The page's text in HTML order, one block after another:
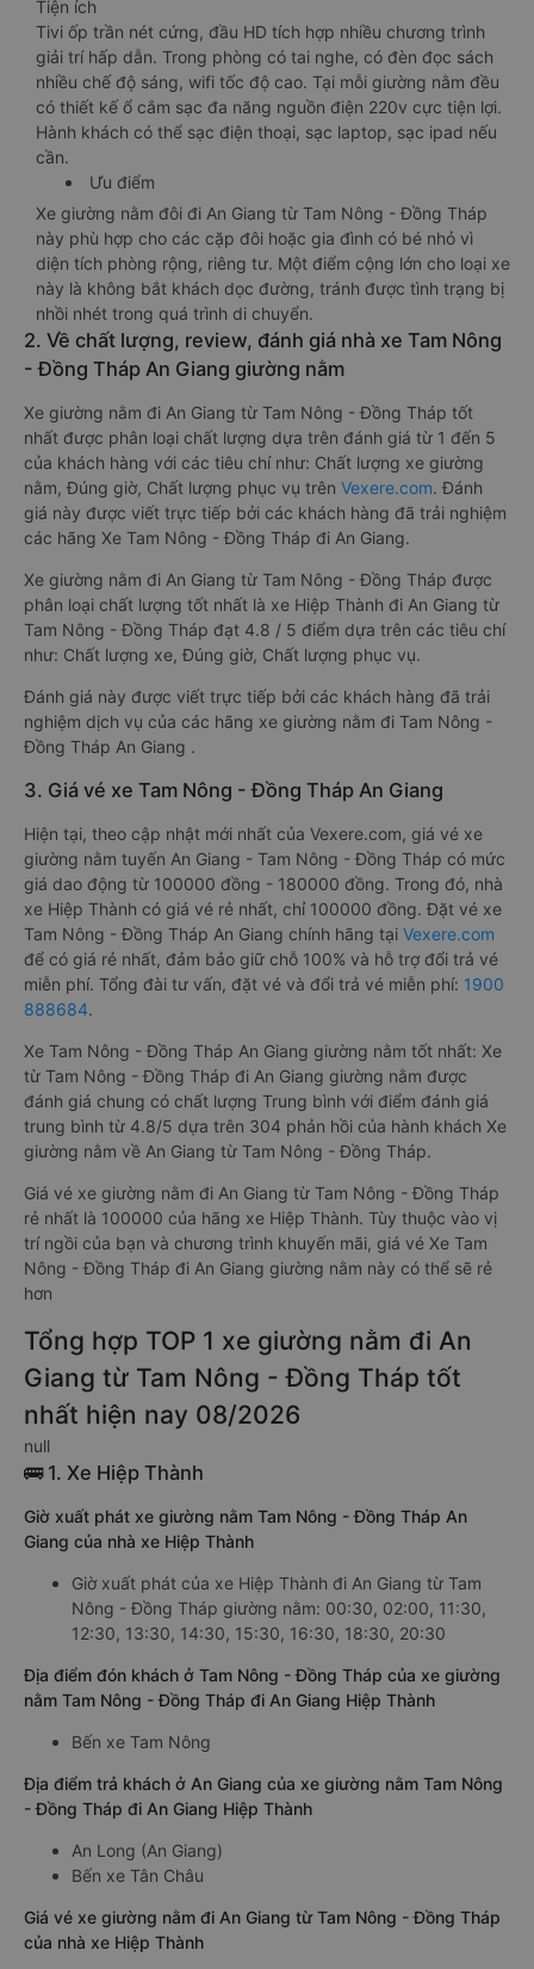
Tiện ích
Tivi ốp trần nét cứng, đầu HD tích hợp nhiều chương trình
giải trí hấp dẫn. Trong phòng có tai nghe, có đèn đọc sách
nhiều chế độ sáng, wifi tốc độ cao. Tại mỗi giường nằm đều
có thiết kế ổ cắm sạc đa năng nguồn điện 220v cực tiện lợi.
Hành khách có thể sạc điện thoại, sạc laptop, sạc ipad nếu
cần.
Ưu điểm
Xe giường nằm đôi đi An Giang từ Tam Nông - Đồng Tháp
này phù hợp cho các cặp đôi hoặc gia đình có bé nhỏ vì
diện tích phòng rộng, riêng tư. Một điểm cộng lớn cho loại xe
này là không bắt khách dọc đường, tránh được tình trạng bị
nhồi nhét trong quá trình di chuyển.
2. Về chất lượng, review, đánh giá nhà xe Tam Nông
- Đồng Tháp An Giang giường nằm
Xe giường nằm đi An Giang từ Tam Nông - Đồng Tháp tốt
nhất được phân loại chất lượng dựa trên đánh giá từ 1 đến 5
của khách hàng với các tiêu chí như: Chất lượng xe giường
nằm, Đúng giờ, Chất lượng phục vụ trên Vexere.com. Đánh
giá này được viết trực tiếp bởi các khách hàng đã trải nghiệm
các hãng Xe Tam Nông - Đồng Tháp đi An Giang.
Xe giường nằm đi An Giang từ Tam Nông - Đồng Tháp được
phân loại chất lượng tốt nhất là xe Hiệp Thành đi An Giang từ
Tam Nông - Đồng Tháp đạt 4.8 / 5 điểm dựa trên các tiêu chí
như: Chất lượng xe, Đúng giờ, Chất lượng phục vụ.
Đánh giá này được viết trực tiếp bởi các khách hàng đã trải
nghiệm dịch vụ của các hãng xe giường nằm đi Tam Nông -
Đồng Tháp An Giang .
3. Giá vé xe Tam Nông - Đồng Tháp An Giang
Hiện tại, theo cập nhật mới nhất của Vexere.com, giá vé xe
giường nằm tuyến An Giang - Tam Nông - Đồng Tháp có mức
giá dao động từ 100000 đồng - 180000 đồng. Trong đó, nhà
xe Hiệp Thành có giá vé rẻ nhất, chỉ 100000 đồng. Đặt vé xe
Tam Nông - Đồng Tháp An Giang chính hãng tại Vexere.com
để có giá rẻ nhất, đảm bảo giữ chỗ 100% và hỗ trợ đổi trả vé
miễn phí. Tổng đài tư vấn, đặt vé và đổi trả vé miễn phí: 1900
888684.
Xe Tam Nông - Đồng Tháp An Giang giường nằm tốt nhất: Xe
từ Tam Nông - Đồng Tháp đi An Giang giường nằm được
đánh giá chung có chất lượng Trung bình với điểm đánh giá
trung bình từ 4.8/5 dựa trên 304 phản hồi của hành khách Xe
giường nằm về An Giang từ Tam Nông - Đồng Tháp.
Giá vé xe giường nằm đi An Giang từ Tam Nông - Đồng Tháp
rẻ nhất là 100000 của hãng xe Hiệp Thành. Tùy thuộc vào vị
trí ngồi của bạn và chương trình khuyến mãi, giá vé Xe Tam
Nông - Đồng Tháp đi An Giang giường nằm này có thể sẽ rẻ
hơn
Tổng hợp TOP 1 xe giường nằm đi An
Giang từ Tam Nông - Đồng Tháp tốt
nhất hiện nay 08/2026
null
🚌 1. Xe Hiệp Thành
Giờ xuất phát xe giường nằm Tam Nông - Đồng Tháp An
Giang của nhà xe Hiệp Thành
Giờ xuất phát của xe Hiệp Thành đi An Giang từ Tam
Nông - Đồng Tháp giường nằm: 00:30, 02:00, 11:30,
12:30, 13:30, 14:30, 15:30, 16:30, 18:30, 20:30
Địa điểm đón khách ở Tam Nông - Đồng Tháp của xe giường
nằm Tam Nông - Đồng Tháp đi An Giang Hiệp Thành
Bến xe Tam Nông
Địa điểm trả khách ở An Giang của xe giường nằm Tam Nông
- Đồng Tháp đi An Giang Hiệp Thành
An Long (An Giang)
Bến xe Tân Châu
Giá vé xe giường nằm đi An Giang từ Tam Nông - Đồng Tháp
của nhà xe Hiệp Thành